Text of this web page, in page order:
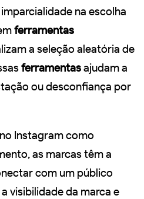
na escolha
ferramentas
a seleção aleatória de
ferramentasajudam a
ou desconfiança por
Instagram como
as marcas têm a
com um público
visibilidade da marca e